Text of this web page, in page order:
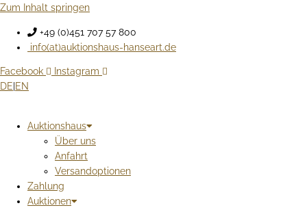
Zum Inhalt springen
+49 (0)451 707 57 800
info(at)auktionshaus-hanseart.de
Facebook
Instagram
DE EN
Auktionshaus
Über uns
Anfahrt
Versandoptionen
Zahlung
Auktionen